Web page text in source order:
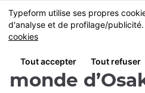
Skip
to
main
MENU
Shinsekai, le
monde